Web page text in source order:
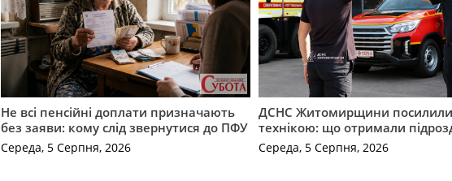
Не всі пенсійні доплати призначають
без заяви: кому слід звернутися до ПФУ
Середа, 5 Серпня, 2026
ДСНС Житомирщини
технікою: що отримали
Середа, 5 Серпня, 2026